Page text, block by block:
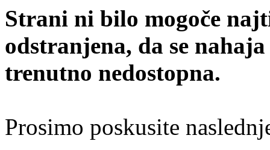
Strani ni bilo mogoče
odstranjena, da se
trenutno nedostopna.
Prosimo poskusite